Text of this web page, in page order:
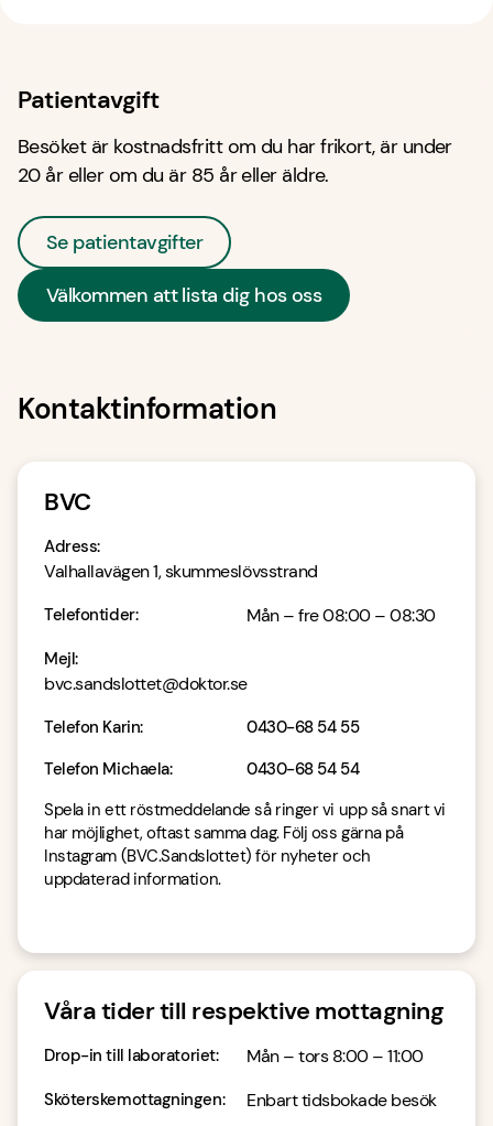
Patientavgift
Besöket är kostnadsfritt om du har frikort, är under
20 år eller om du är 85 år eller äldre.
Se patientavgifter
Välkommen att lista dig hos oss
Kontaktinformation
BVC
Adress:
Valhallavägen 1, skummeslövsstrand
Telefontider: Mån – fre 08:00 – 08:30
Mejl:
bvc.sandslottet@doktor.se
Telefon Karin:
0430-68 54 55
Telefon Michaela:
0430-68 54 54
Spela in ett röstmeddelande så ringer vi upp så snart vi
har möjlighet, oftast samma dag. Följ oss gärna på
Instagram (BVC.Sandslottet) för nyheter och
uppdaterad information.
Våra tider till respektive mottagning
Drop-in till laboratoriet: Mån – tors 8:00 – 11:00
Sköterskemottagningen: Enbart tidsbokade besök